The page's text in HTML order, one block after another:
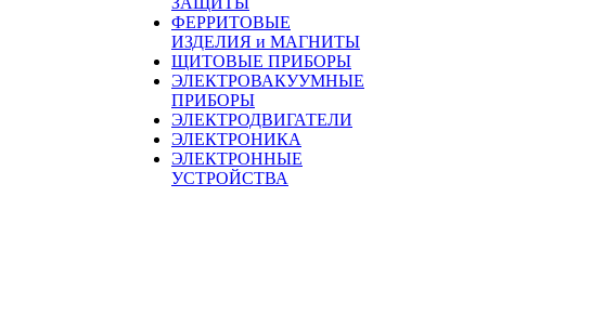
ФЕРРИТОВЫЕ
ИЗДЕЛИЯ и МАГНИТЫ
ЩИТОВЫЕ ПРИБОРЫ
ЭЛЕКТРОВАКУУМНЫЕ
ПРИБОРЫ
ЭЛЕКТРОДВИГАТЕЛИ
ЭЛЕКТРОНИКА
ЭЛЕКТРОННЫЕ
УСТРОЙСТВА